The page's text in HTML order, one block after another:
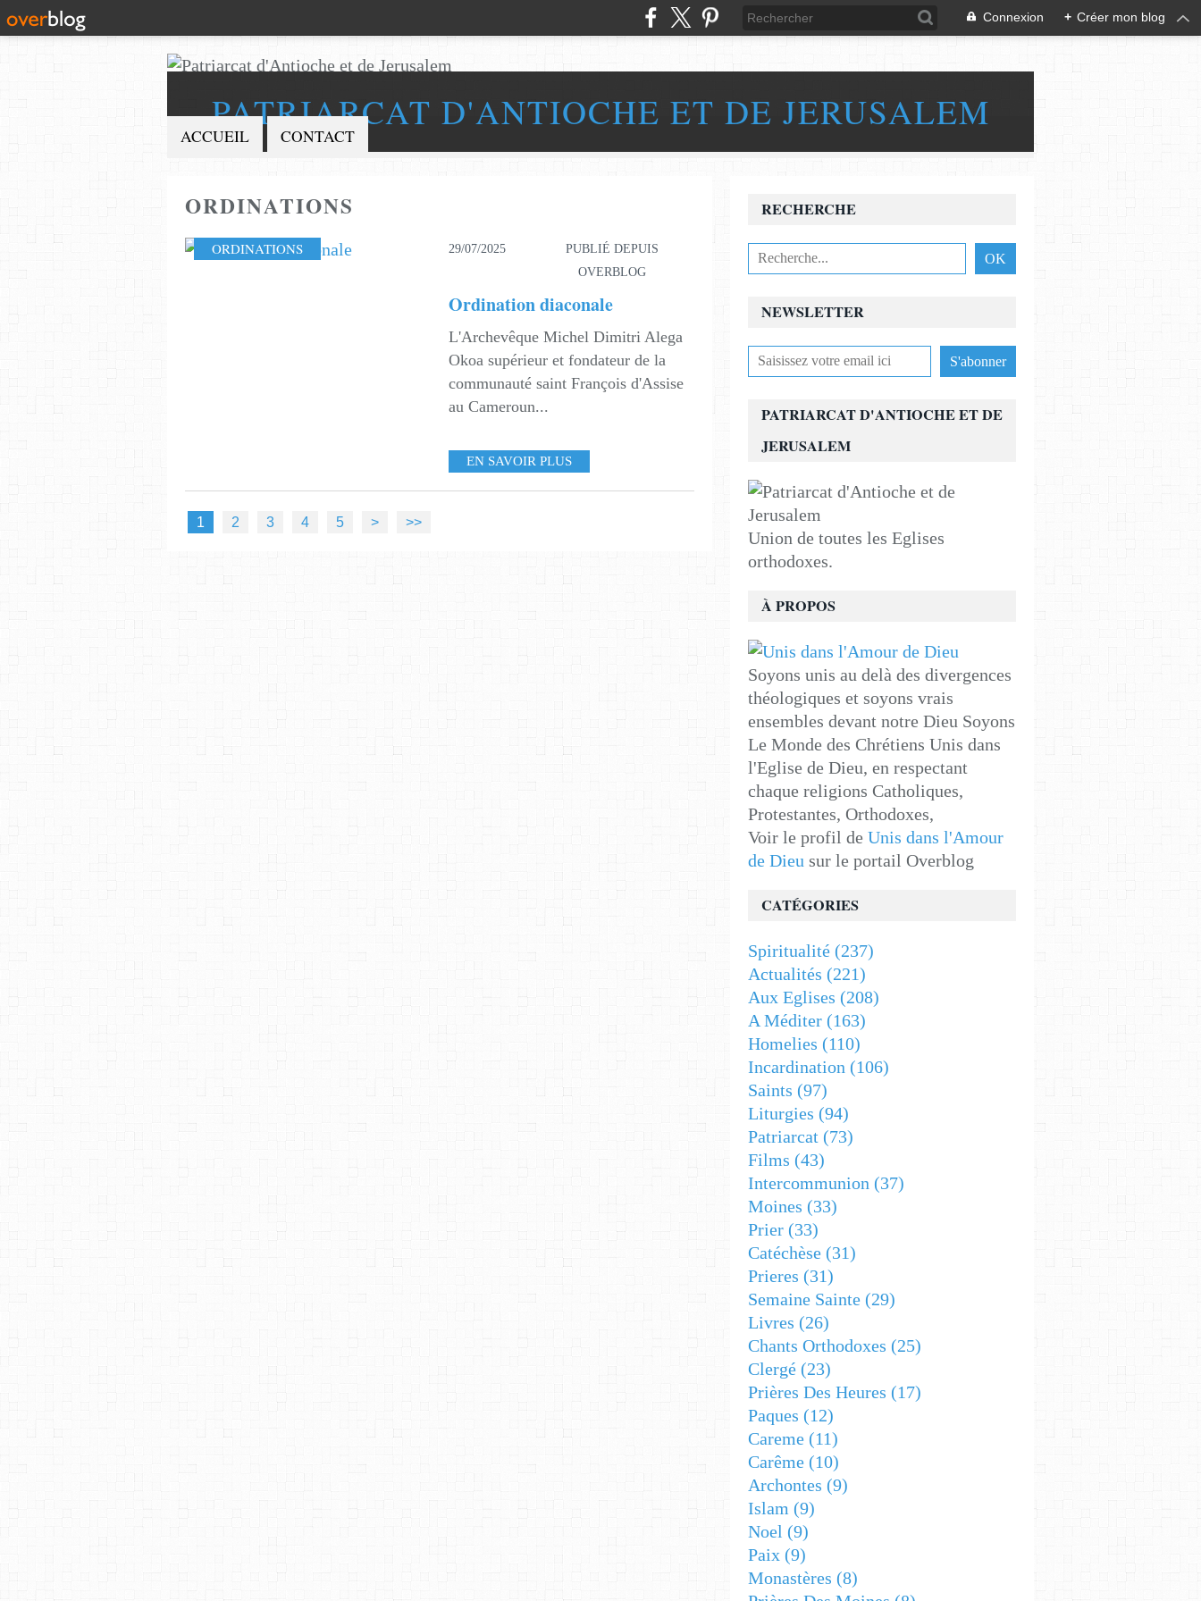
Connexion + Créer mon blog
PATRIARCAT D'ANTIOCHE ET DE JERUSALEM
ACCUEIL CONTACT
ORDINATIONS
ORDINATIONS 29/07/2025
PUBLIÉ DEPUIS
OVERBLOG
Ordination diaconale
L'Archevêque Michel Dimitri Alega
Okoa supérieur et fondateur de la
communauté saint François d'Assise
au Cameroun...
EN SAVOIR PLUS
1 2 3 4 5 > >>
NEWSLETTER
RECHERCHE
PATRIARCAT D'ANTIOCHE ET DE
JERUSALEM
Union de toutes les Eglises
orthodoxes.
À PROPOS
Soyons unis au delà des divergences
théologiques et soyons vrais
ensembles devant notre Dieu Soyons
Le Monde des Chrétiens Unis dans
l'Eglise de Dieu, en respectant
chaque religions Catholiques,
Protestantes, Orthodoxes,
Voir le profil de Unis dans l'Amour
de Dieu sur le portail Overblog
CATÉGORIES
Spiritualité (237)
Actualités (221)
Aux Eglises (208)
A Méditer (163)
Homelies (110)
Incardination (106)
Saints (97)
Liturgies (94)
Patriarcat (73)
Films (43)
Intercommunion (37)
Moines (33)
Prier (33)
Catéchèse (31)
Prieres (31)
Semaine Sainte (29)
Livres (26)
Chants Orthodoxes (25)
Clergé (23)
Prières Des Heures (17)
Paques (12)
Careme (11)
Carême (10)
Archontes (9)
Islam (9)
Noel (9)
Paix (9)
Monastères (8)